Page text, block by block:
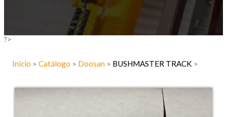
?>
Inicio > Catálogo > Doosan > BUSHMASTER TRACK >